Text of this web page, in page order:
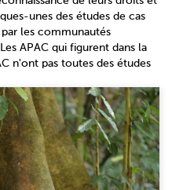
unes des études de cas
les communautés
APAC qui figurent dans la
n'ont pas toutes des études